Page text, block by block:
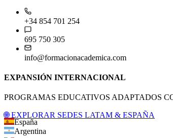
+34 854 701 254
695 750 305
info@formacionacademica.com
EXPANSIÓN INTERNACIONAL
PROGRAMAS EDUCATIVOS ADAPTADOS
🌐 EXPLORAR SEDES LATAM & ESPAÑA
España
Argentina